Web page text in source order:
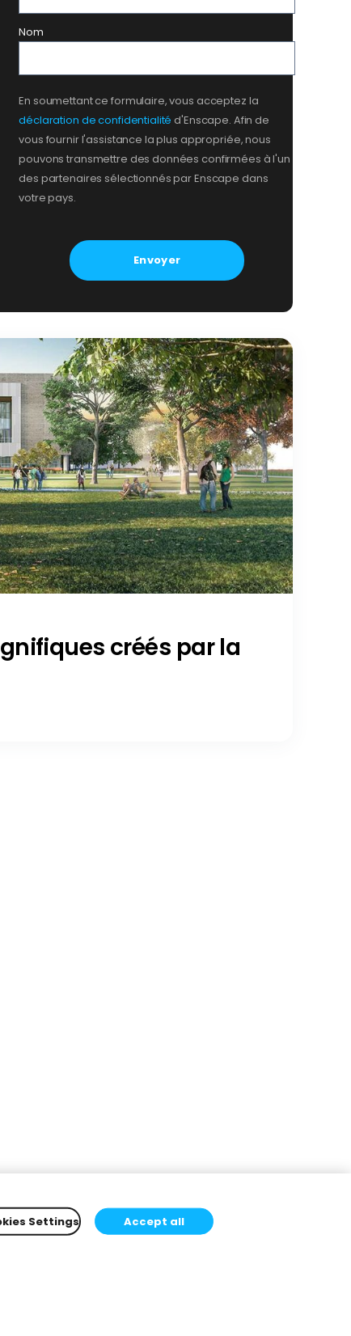
Nom
En soumettant ce formulaire, vous acceptez la
déclaration de confidentialité d'Enscape. Afin de
vous fournir l'assistance la plus appropriée, nous
pouvons transmettre des données confirmées à l'un
des partenaires sélectionnés par Enscape dans
votre pays.
créés par la
fr/tag/architecture-du-paysage/page/2
Settings Accept all